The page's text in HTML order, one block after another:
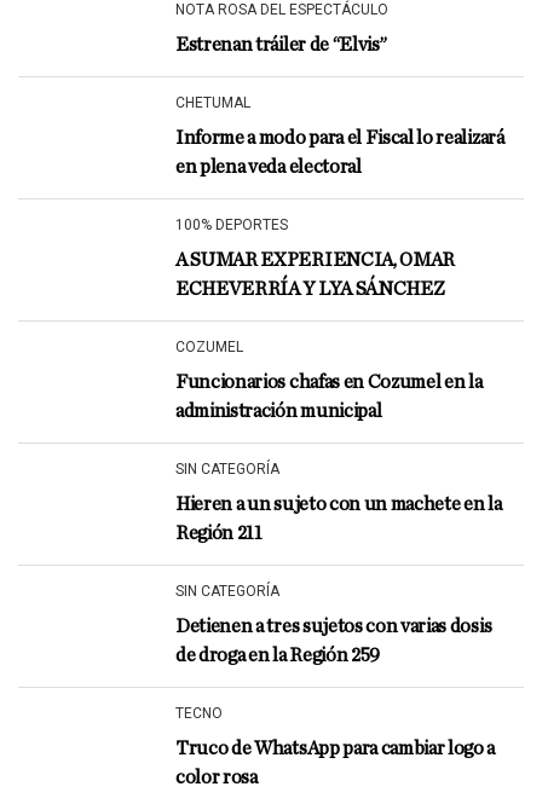
NOTA ROSA DEL ESPECTÁCULO
Estrenan tráiler de “Elvis”
CHETUMAL
Informe a modo para el Fiscal lo realizará
en plena veda electoral
100% DEPORTES
A SUMAR EXPERIENCIA, OMAR
ECHEVERRÍA Y LYA SÁNCHEZ
COZUMEL
Funcionarios chafas en Cozumel en la
administración municipal
SIN CATEGORÍA
Hieren a un sujeto con un machete en la
Región 211
SIN CATEGORÍA
Detienen a tres sujetos con varias dosis
de droga en la Región 259
TECNO
Truco de WhatsApp para cambiar logo a
color rosa